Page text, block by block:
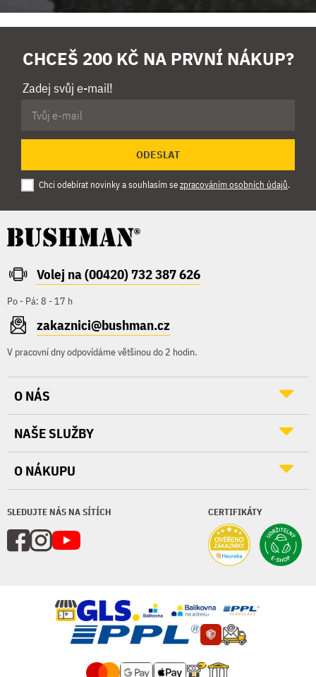
CHCEŠ 200 KČ NA PRVNÍ NÁKUP?
Zadej svůj e-mail!
ODESLAT
Chci odebírat novinky a souhlasím sezpracováním osobních údajů.
Volej na (00420) 732 387 626
Po - Pá: 8 - 17 h
zakaznici@bushman.cz
V pracovní dny odpovídáme většinou do 2 hodin.
SLEDUJTE NÁS NA SÍTÍCH CERTIFIKÁTY
O NÁS
NAŠE SLUŽBY
O NÁKUPU